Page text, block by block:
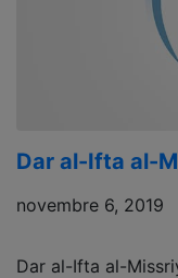
Dar al-Ifta al-
novembre 6, 2019
Dar al-Ifta al-